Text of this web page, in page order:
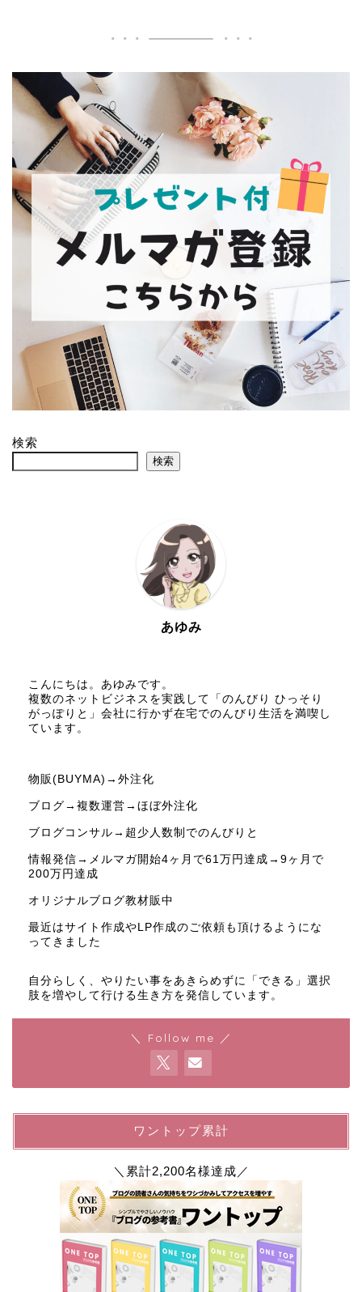
検索
検索
あゆみ
こんにちは。あゆみです。
複数のネットビジネスを実践して「のんびり ひっそり
がっぽりと」会社に行かず在宅でのんびり生活を満喫し
ています。
物販(BUYMA)→外注化
ブログ→複数運営→ほぼ外注化
ブログコンサル→超少人数制でのんびりと
情報発信→メルマガ開始4ヶ月で61万円達成→9ヶ月で
200万円達成
オリジナルブログ教材販中
最近はサイト作成やLP作成のご依頼も頂けるようにな
ってきました
自分らしく、やりたい事をあきらめずに「できる」選択
肢を増やして行ける生き方を発信しています。
＼ Follow me ／
ワントップ累計
＼累計2,200名様達成／